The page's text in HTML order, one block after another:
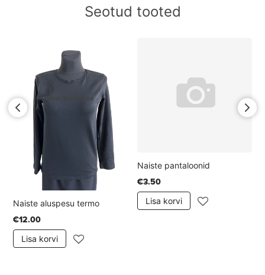
Seotud tooted
Naiste aluspesu termo
€12.00
Lisa korvi
Naiste pantaloonid
€3.50
Lisa korvi